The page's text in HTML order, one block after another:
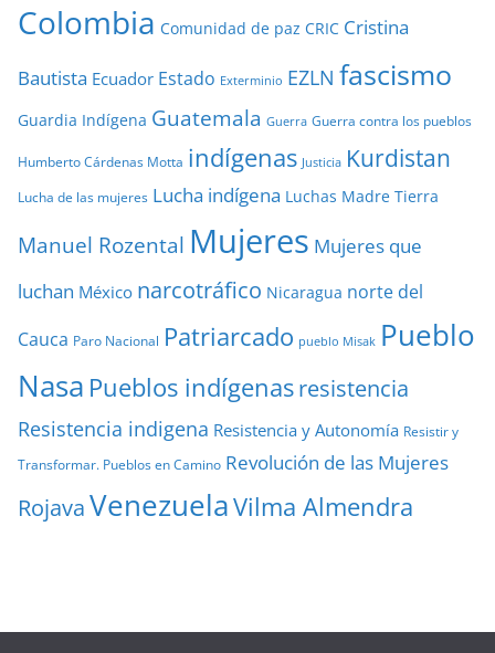
Colombia Comunidad de paz CRIC Cristina
Bautista Ecuador Estado Exterminio EZLN fascismo
Guardia Indígena Guatemala Guerra Guerra contra los pueblos
Humberto Cárdenas Motta indígenas Justicia Kurdistan
Lucha de las mujeres Lucha indígena Luchas Madre Tierra
Manuel Rozental Mujeres Mujeres que
luchan México narcotráfico Nicaragua norte del
Cauca Paro Nacional Patriarcado pueblo Misak Pueblo
Nasa Pueblos indígenasresistencia
Resistencia indigena Resistencia y Autonomía Resistir y
Transformar. Pueblos en Camino Revolución de las Mujeres
RojavaVenezuelaVilma Almendra